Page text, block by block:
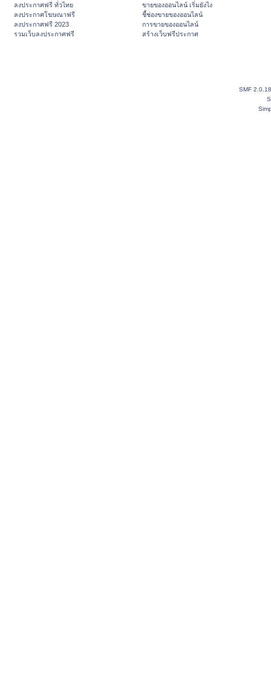
ลงประกาศฟรี ทั่วไทย
ลงประกาศโฆษณาฟรี
ลงประกาศฟรี 2023
รวมเว็บลงประกาศฟรี
ขายของออนไลน์ เริ่มยังไง
ชี้ช่องขายของออนไลน์
การขายของออนไลน์
สร้างเว็บฟรีประกาศ
SMF 2.0.18